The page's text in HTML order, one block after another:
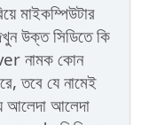
মাইকম্পিউটার
উক্ত সিডিতে কি
নামক কোন
তবে যে নামেই
আলেদা আলেদা